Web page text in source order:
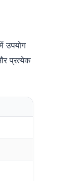
उपयोग
प्रत्येक